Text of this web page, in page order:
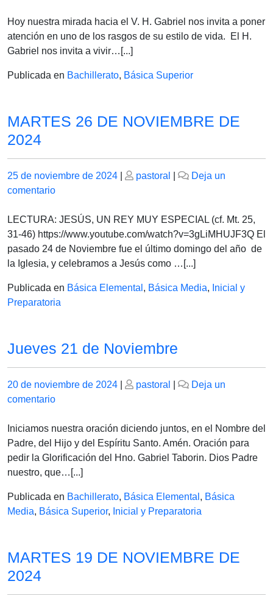
26
DE
NOVIEMBRE
2024
Hoy nuestra mirada hacia el V. H. Gabriel nos invita a poner
atención en uno de los rasgos de su estilo de vida. El H.
Gabriel nos invita a vivir…[...]
Publicada en Bachillerato, Básica Superior
MARTES 26 DE NOVIEMBRE DE
2024
Publicado
el
25 de noviembre de 2024
Publicado
pastoral
Deja un
comentarioen
26
DE
NOVIEMBRE
DE
LECTURA: JESÚS, UN REY MUY ESPECIAL (cf. Mt. 25,
31-46) https://www.youtube.com/watch?v=3gLiMHUJF3Q El
pasado 24 de Noviembre fue el último domingo del año de
la Iglesia, y celebramos a Jesús como …[...]
Publicada en Básica Elemental , Básica Media, Inicial y
Preparatoria
Jueves 21 de Noviembre
Publicado
el
20 de noviembre de 2024
Publicado
pastoral
Deja un
comentarioen
21
de
Noviembre
Iniciamos nuestra oración diciendo juntos, en el Nombre del
Padre, del Hijo y del Espíritu Santo. Amén. Oración para
pedir la Glorificación del Hno. Gabriel Taborin. Dios Padre
nuestro, que…[...]
Publicada en Bachillerato, Básica Elemental , Básica
Media, Básica Superior, Inicial y Preparatoria
MARTES 19 DE NOVIEMBRE DE
2024